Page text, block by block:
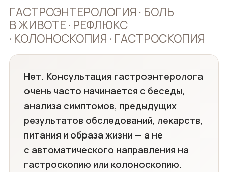
ГАСТРОЭНТЕРОЛОГИЯ · БОЛЬ
В ЖИВОТЕ · РЕФЛЮКС
· КОЛОНОСКОПИЯ · ГАСТРОСКОПИЯ
Нет. Консультация гастроэнтеролога
очень часто начинается с беседы,
анализа симптомов, предыдущих
результатов обследований, лекарств,
питания и образа жизни — а не
с автоматического направления на
гастроскопию или колоноскопию.